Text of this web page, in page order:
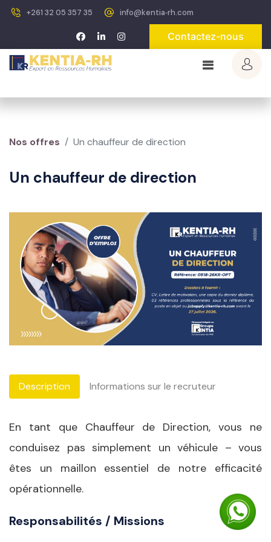
+261 32 05 357 35 info@kentia‐rh.com
Contactez-nous
Nos offres Un chauffeur de direction
Un chauffeur de direction
Description Informations sur le recruteur
En tant que Chauffeur de Direction, vous ne
conduisez pas simplement un véhicule – vous
êtes un maillon essentiel de notre efficacité
opérationnelle.
Responsabilités / Missions